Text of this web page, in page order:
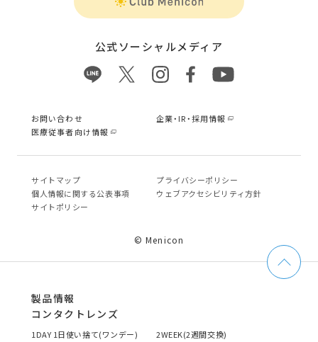
公式ソーシャルメディア
お問い合わせ
企業・IR・採用情報
医療従事者向け情報
サイトマップ
プライバシーポリシー
個⼈情報に関する公表事項
ウェブアクセシビリティ方針
サイトポリシー
© Menicon
製品情報
コンタクトレンズ
1DAY 1日使い捨て(ワンデー)
2WEEK(2週間交換)